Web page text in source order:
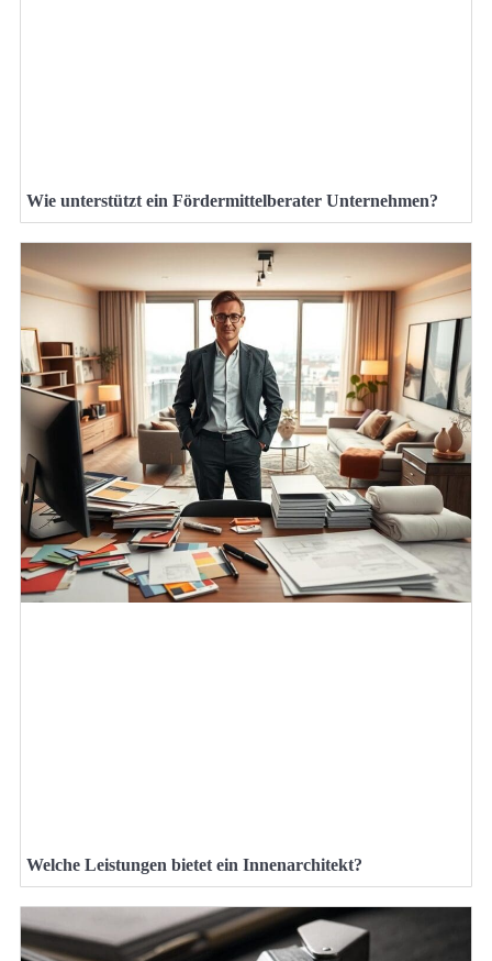
Wie unterstützt ein Fördermittelberater Unternehmen?
Welche Leistungen bietet ein Innenarchitekt?